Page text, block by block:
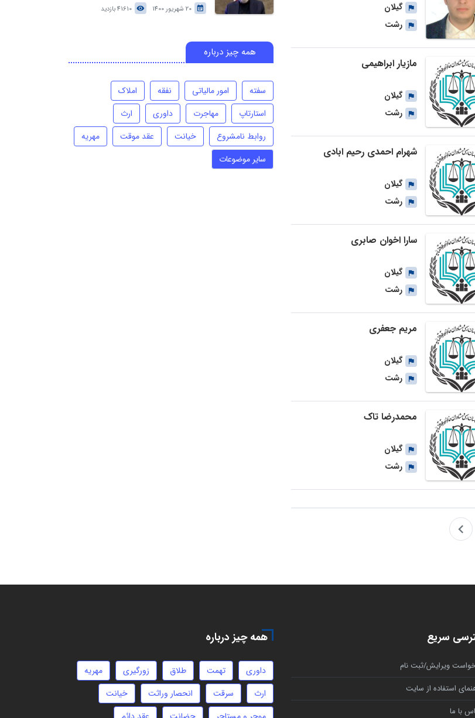
گیلان
رشت
مازیار ابراهیمی
گیلان
رشت
شهرام احمدی رحیم ابادی
گیلان
رشت
سارا اخوان صابری
گیلان
رشت
مریم جعفری
گیلان
رشت
محمدرضا تاک
گیلان
رشت
20 شهریور 1400 41610 بازدید
همه چیز درباره
سفته امور مالیاتی نفقه
املاک
استارتاپ
مهاجرت داوری
ارث
روابط نامشروع
خیانت عقد موقت
مهریه
سایر موضوعات
سریع
ویرایش/ثبت نام
استفاده از سایت
با ما
همه چیز درباره
داوری تهمت طلاق زورگیری
مهریه
ارث
سرقت انحصار وراثت
خیانت